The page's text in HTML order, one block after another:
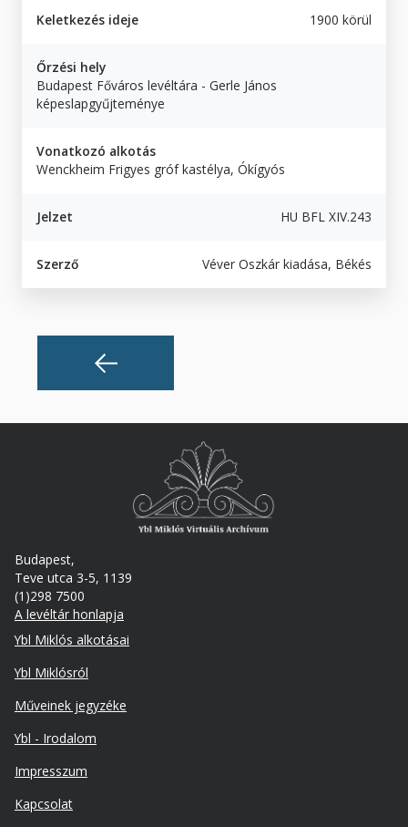
Keletkezés ideje 1900 körül
Őrzési hely
Budapest Főváros levéltára - Gerle János
képeslapgyűjteménye
Vonatkozó alkotás
Wenckheim Frigyes gróf kastélya, Ókígyós
Jelzet HU BFL XIV.243
Szerző Véver Oszkár kiadása, Békés
Budapest,
Teve utca 3-5, 1139
(1)298 7500
A levéltár honlapja
Footer
Ybl Miklós alkotásai
Ybl Miklósról
Műveinek jegyzéke
Ybl - Irodalom
Lábléc
másodlagos
Impresszum
Kapcsolat